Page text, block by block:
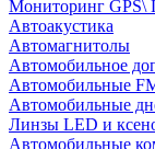
Мониторинг
Автоакустика
Автомагнитолы
Автомобильное
Автомобильные
Автомобильные
Линзы LED и
Автомобильные